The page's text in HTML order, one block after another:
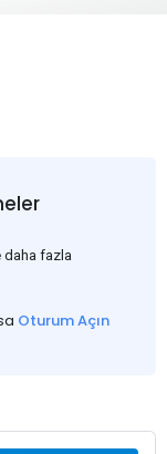
daha fazla
Oturum Açın